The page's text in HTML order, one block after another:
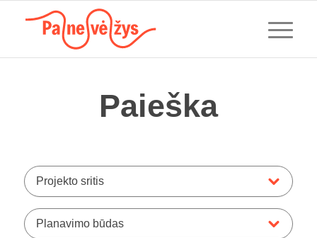
Paieška
Projekto sritis
Planavimo būdas